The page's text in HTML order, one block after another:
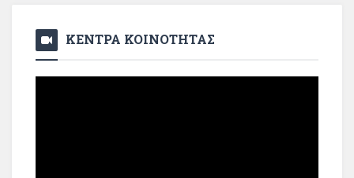
ΚΕΝΤΡΑ ΚΟΙΝΟΤΗΤΑΣ